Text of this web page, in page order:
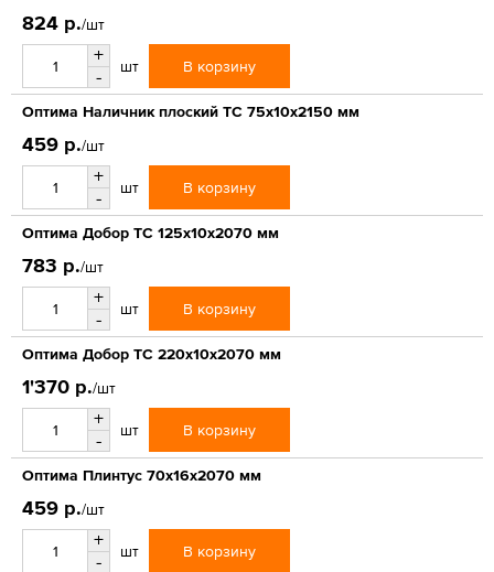
824 р./шт
+
-
шт В корзину
Оптима Наличник плоский ТС 75х10х2150 мм
459 р./шт
+
-
шт В корзину
Оптима Добор ТС 125х10х2070 мм
783 р./шт
+
-
шт В корзину
Оптима Добор ТС 220х10х2070 мм
1'370 р./шт
+
-
шт В корзину
Оптима Плинтус 70х16х2070 мм
459 р./шт
+
-
шт В корзину